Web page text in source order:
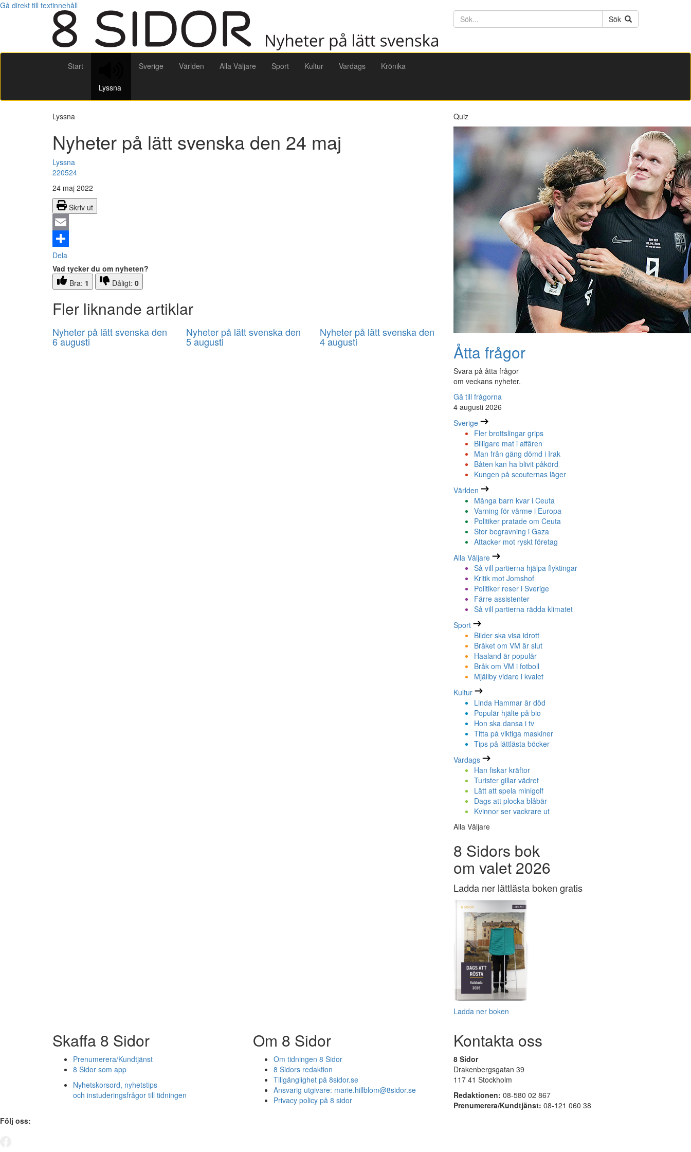
Gå direkt till textinnehåll
Söktext
Sök
Start
Lyssna
Sverige Världen Alla Väljare Sport Kultur Vardags Krönika
Lyssna
Nyheter på lätt svenska den 24 maj
Lyssna
220524
24 maj 2022
Skriv ut
Email
Dela
Vad tycker du om nyheten?
Bra: 1 Dåligt: 0
Fler liknande artiklar
Nyheter på lätt svenska den
6 augusti
Nyheter på lätt svenska den
5 augusti
Nyheter på lätt svenska den
4 augusti
Quiz
Åtta frågor
Svara på åtta frågor
om veckans nyheter.
Gå till frågorna
4 augusti 2026
Sverige
Fler brottslingar grips
Billigare mat i affären
Man från gäng dömd i Irak
Båten kan ha blivit påkörd
Kungen på scouternas läger
Världen
Många barn kvar i Ceuta
Varning för värme i Europa
Politiker pratade om Ceuta
Stor begravning i Gaza
Attacker mot ryskt företag
Alla Väljare
Så vill partierna hjälpa flyktingar
Kritik mot Jomshof
Politiker reser i Sverige
Färre assistenter
Så vill partierna rädda klimatet
Sport
Bilder ska visa idrott
Bråket om VM är slut
Haaland är populär
Bråk om VM i fotboll
Mjällby vidare i kvalet
Kultur
Linda Hammar är död
Populär hjälte på bio
Hon ska dansa i tv
Titta på viktiga maskiner
Tips på lättlästa böcker
Vardags
Han fiskar kräftor
Turister gillar vädret
Lätt att spela minigolf
Dags att plocka blåbär
Kvinnor ser vackrare ut
Alla Väljare
8 Sidors bok
om valet 2026
Ladda ner lättlästa boken gratis
Ladda ner boken
Skaffa 8 Sidor
Prenumerera/Kundtjänst
8 Sidor som app
Nyhetskorsord, nyhetstips
och instuderingsfrågor till tidningen
Om 8 Sidor
Om tidningen 8 Sidor
8 Sidors redaktion
Tillgänglighet på 8sidor.se
Ansvarig utgivare: marie.hillblom@8sidor.se
Privacy policy på 8 sidor
Kontakta oss
8 Sidor
Drakenbergsgatan 39
117 41 Stockholm
Redaktionen: 08-580 02 867
Prenumerera/Kundtjänst: 08-121 060 38
Följ oss: